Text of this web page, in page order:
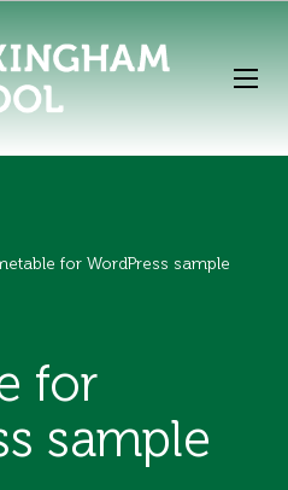
for WordPress sample
for
sample